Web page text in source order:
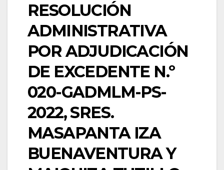
RESOLUCIÓN
ADMINISTRATIVA
POR ADJUDICACIÓN
DE EXCEDENTE N.º
020-GADMLM-PS-
2022, SRES.
MASAPANTA IZA
BUENAVENTURA Y